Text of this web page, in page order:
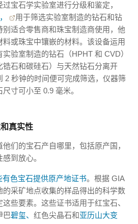
宝石学实验室进行分级和鉴定，
用于筛选实验室制造的钻石和钻
适合零售商和珠宝制造商使用，他
或珠宝中镶嵌的材料。该设备运用
验室制造的钻石（HPHT 和 CVD）
锆石和碳硅石）与天然钻石分离开
2 秒钟的时间便可完成筛选，仪器筛
寸可小至 0.9 毫米。
真实性
们的宝石产自哪里，包括原产国，
到放心。
有色宝石提供原产地证书。根据 GIA
采矿地点收集的样品得出的科学数
些要素。这些证书适用于红宝石、
巴碧玺、 红色尖晶石和亚历山大变